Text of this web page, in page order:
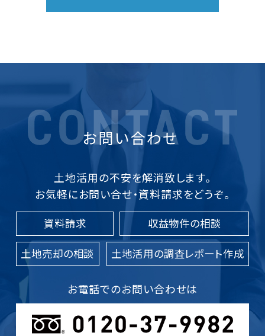
土地活用の不安を解消致します。
お気軽にお問い合せ・資料請求をどうぞ。
資料請求 収益物件の相談
土地売却の相談 土地活用の調査レポート作成
お電話でのお問い合わせは